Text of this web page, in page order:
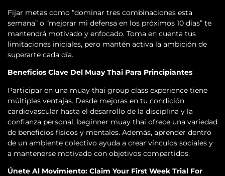
Fijar metas como “dominar tres combinaciones esta
semana” o “mejorar mi defensa en los próximos 10 días” te
mantendrá motivado y enfocado. Toma en cuenta tus
limitaciones iniciales, pero mantén activa la ambición de
superarte cada día.
Beneficios Clave Del Muay Thai Para Principiantes
Participar en una muay thai group class experience tiene
múltiples ventajas. Desde mejoras en tu condición
cardiovascular hasta el desarrollo de la disciplina y la
confianza personal, beginner muay thai ofrece una variedad
de beneficios físicos y mentales. Además, aprender dentro
de un ambiente colectivo ayuda a crear vínculos sociales y
a mantenerse motivado con objetivos compartidos.
Únete Al Movimiento: Claim Your First Week Trial For